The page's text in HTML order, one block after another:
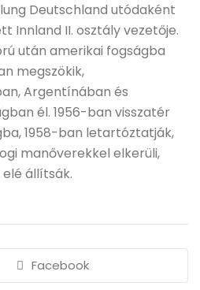
Deutschland utódaként
Innland II. osztály vezetője.
után amerikai fogságba
megszökik,
Argentínában és
él. 1956-ban visszatér
1958-ban letartóztatják,
manőverekkel elkerüli,
állítsák.
Facebook